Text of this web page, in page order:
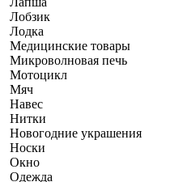
Лобзик
Лодка
Медицинские товары
Микроволновая печь
Мотоцикл
Мяч
Навес
Нитки
Новогодние украшения
Носки
Окно
Одежда